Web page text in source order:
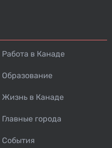
Работа в Канаде
Образование
Жизнь в Канаде
Главные города
События